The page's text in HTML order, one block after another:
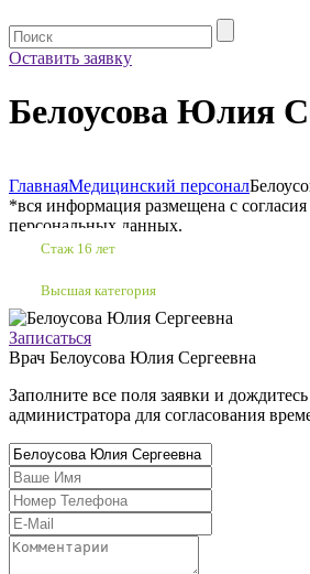
Оставить заявку
Белоусова Юлия
ГлавнаяМедицинский персонал
*вся информация размещена с согласия
персональных данных.
Стаж 16 лет
Высшая категория
Записаться
Врач Белоусова Юлия Сергеевна
Заполните все поля заявки и
администратора для согласования